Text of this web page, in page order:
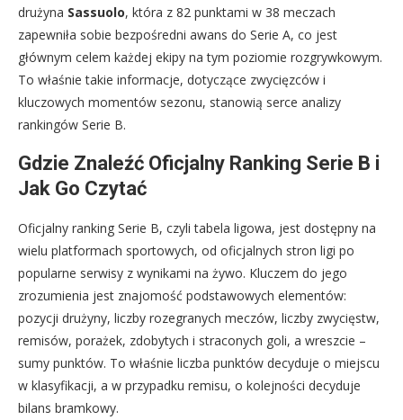
drużyna Sassuolo, która z 82 punktami w 38 meczach
zapewniła sobie bezpośredni awans do Serie A, co jest
głównym celem każdej ekipy na tym poziomie rozgrywkowym.
To właśnie takie informacje, dotyczące zwycięzców i
kluczowych momentów sezonu, stanowią serce analizy
rankingów Serie B.
Gdzie Znaleźć Oficjalny Ranking Serie B i
Jak Go Czytać
Oficjalny ranking Serie B, czyli tabela ligowa, jest dostępny na
wielu platformach sportowych, od oficjalnych stron ligi po
popularne serwisy z wynikami na żywo. Kluczem do jego
zrozumienia jest znajomość podstawowych elementów:
pozycji drużyny, liczby rozegranych meczów, liczby zwycięstw,
remisów, porażek, zdobytych i straconych goli, a wreszcie –
sumy punktów. To właśnie liczba punktów decyduje o miejscu
w klasyfikacji, a w przypadku remisu, o kolejności decyduje
bilans bramkowy.